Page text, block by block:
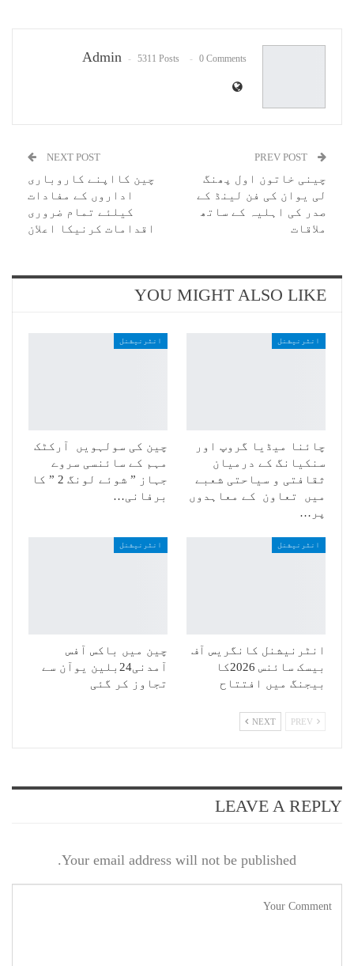
Admin 5311 Posts 0 Comments
چینی خاتون اول پھنگ
لی یوان کی فن لینڈ کے
صدر کی اہلیہ کے ساتھ
ملاقات
NEXT POST
چین کااپنے کاروباری
اداروں کے مفادات
کیلئے تمام ضروری
اقدامات کرنیکا اعلان
YOU MIGHT ALSO LIKE
انٹرنیشنل
چائنا میڈیا گروپ اور
سنکیانگ کے درمیان
ثقافتی و سیاحتی شعبے
میں تعاون کے معاہدوں
پر…
انٹرنیشنل
چین کی سولہویں آرکٹک
مہم کے سائنسی سروے
جہاز ” شوئے لونگ 2 ” کا
برفانی…
انٹرنیشنل
انٹرنیشنل کانگریس آف
بیسک سائنس 2026کا
بیجنگ میں افتتاح
انٹرنیشنل
چین میں باکس آفس
آمدنی24بلین یوآن سے
تجاوز کر گئی
NEXT
LEAVE A REPLY
Your email address will not be published.